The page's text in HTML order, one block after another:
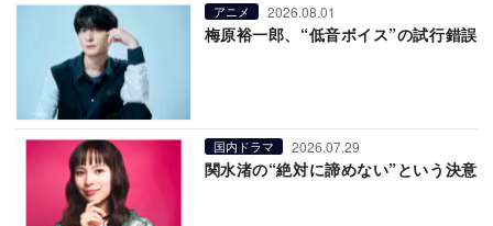
アニメ 2026.08.01
梅原裕一郎、“低音ボイス”の試行錯誤
国内ドラマ 2026.07.29
関水渚の“絶対に諦めない”という決意